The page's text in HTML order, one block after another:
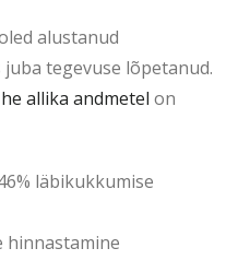
alustanud
tegevuse lõpetanud.
allika andmetel on
läbikukkumise
hinnastamine